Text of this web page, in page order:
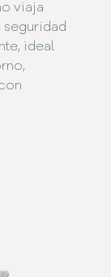
viaja
seguridad
ideal